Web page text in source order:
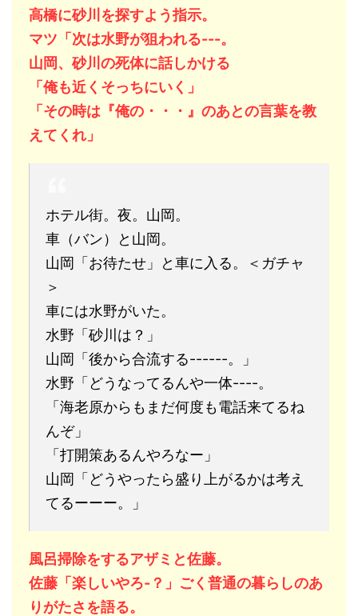
高橋に砂川を探すよう指示。
マツ「次は水野が狙われる---。
山岡、砂川の死体に話しかける
「俺も近くそっちにいく」
「その時は『俺の・・・』のあとの言葉を教
えてくれ」
ホテル街。夜。山岡。
車（バン）と山岡。
山岡「お待たせ」と車に入る。＜ガチャ
＞
車には水野がいた。
水野「砂川は？」
山岡「後から合流する------。」
水野「どうなってるんや一体----。
「海老原からもまだ何度も電話来てるね
んぞ」
「打開策あるんやろなー」
山岡「どうやったら盛り上がるかは考え
てるーーー。」
風呂掃除をするアザミと佐藤。
佐藤「楽しいやろ-？」ごく普通の暮らしのあ
りがたさを語る。